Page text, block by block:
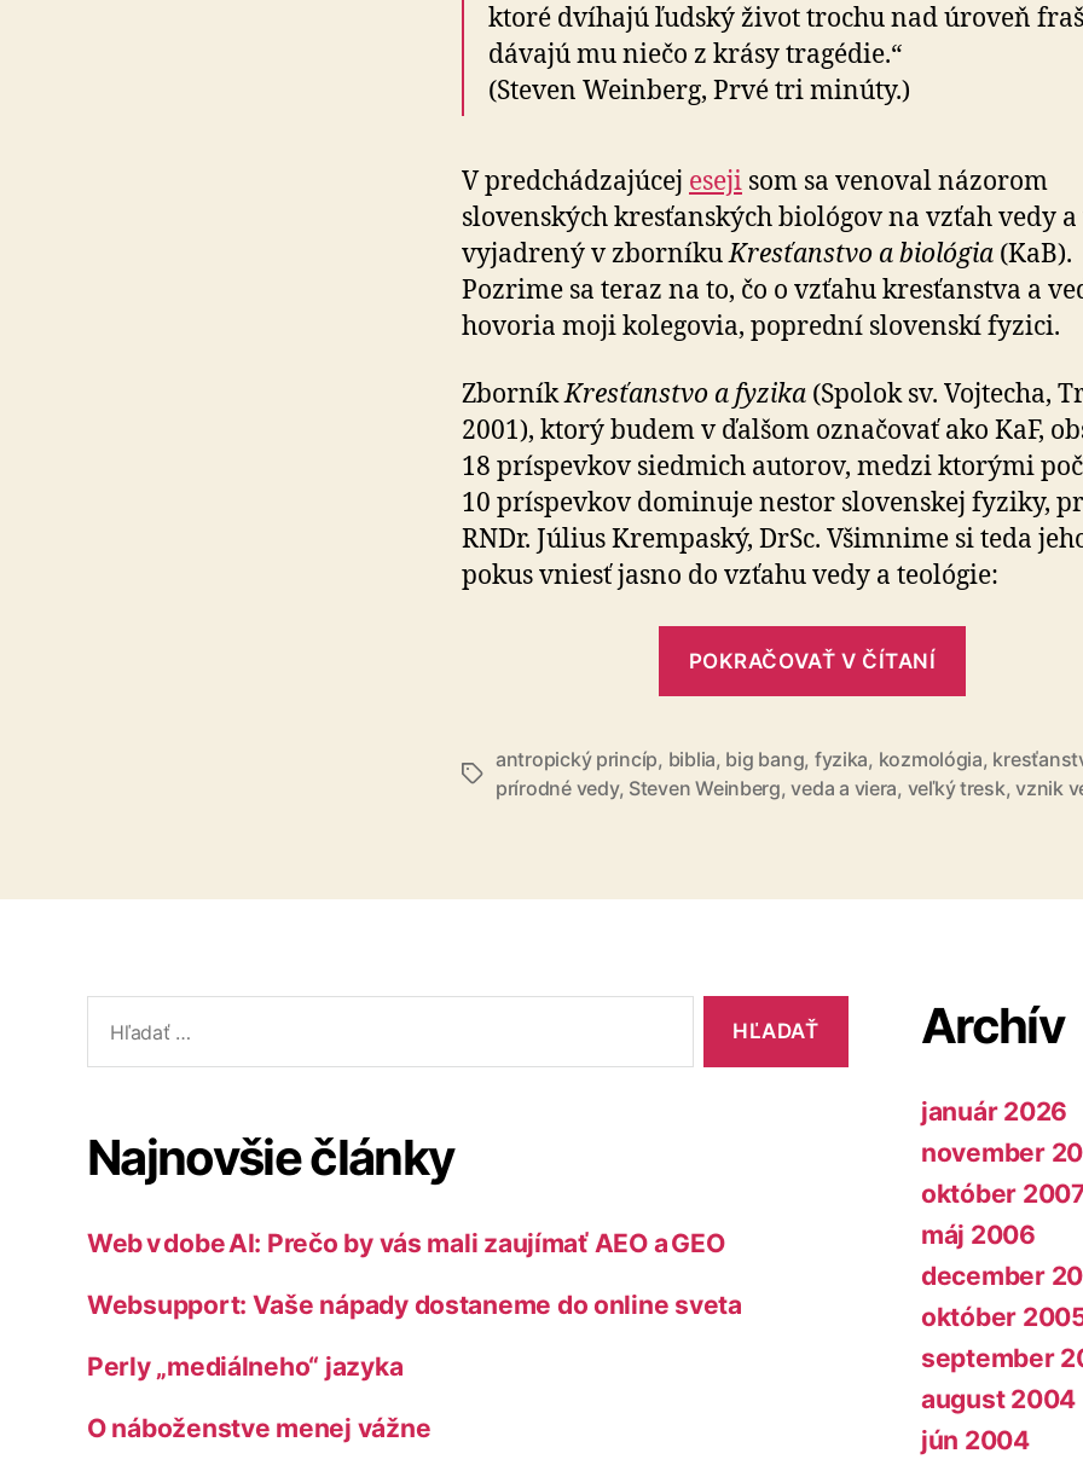
ktoré dvíhajú ľudský život trochu nad úroveň
dávajú mu niečo z krásy tragédie.“
(Steven Weinberg, Prvé tri minúty.)
V predchádzajúcej eseji som sa venoval názorom
slovenských kresťanských biológov na vzťah vedy
vyjadrený v zborníkuKresťanstvo a biológia (KaB).
Pozrime sa teraz na to, čo o vzťahu kresťanstva a
hovoria moji kolegovia, poprední slovenskí fyzici.
ZborníkKresťanstvo a fyzika (Spolok sv. Vojtecha,
2001), ktorý budem v ďalšom označovať ako KaF,
18 príspevkov siedmich autorov, medzi ktorými
10 príspevkov dominuje nestor slovenskej fyziky,
RNDr. Július Krempaský, DrSc. Všimnime si teda
pokus vniesť jasno do vzťahu vedy a teológie:
POKRAČOVAŤ V ČÍTANÍ
Značky
antropický princíp, biblia, big bang, fyzika, kozmológia,
prírodné vedy, Steven Weinberg,veda a viera, veľký tresk,vznik
Najnovšie články
Web v dobe AI: Prečo by vás mali zaujímať AEO a GEO
Websupport: Vaše nápady dostaneme do online sveta
Perly „mediálneho“ jazyka
O náboženstve menej vážne
Archív
január 2026
november
október
máj 2006
december
október
september
august 2004
jún 2004